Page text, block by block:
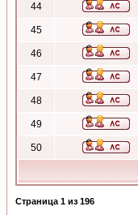
44
45
46
47
48
49
50
Страница 1 из 196